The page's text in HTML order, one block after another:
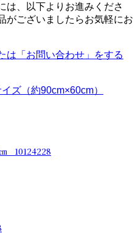
は、以下よりお進みくださ
がございましたらお気軽にお
は「お問い合わせ」をする
ズ（約90cm×60cm）
10124228